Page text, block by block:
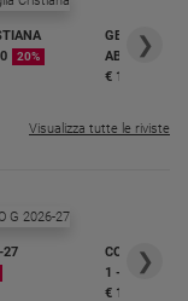
20%
GBABY
€ 16,99
❯
Visualizza tutte le riviste
27
COLLANA
1 - 2
€ 18,50
❯